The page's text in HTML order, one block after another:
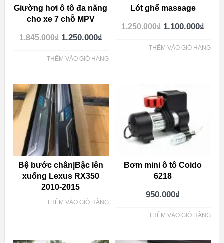
Giường hơi ô tô đa năng
cho xe 7 chỗ MPV
1.845.000₫ 1.250.000₫
THÊM VÀO GIỎ HÀNG
Lót ghế massage
1.250.000₫ 1.100.000₫
THÊM VÀO GIỎ HÀNG
Bệ bước chân|Bậc lên
xuống Lexus RX350
2010-2015
THÊM VÀO GIỎ HÀNG
Bơm mini ô tô Coido
6218
950.000₫
THÊM VÀO GIỎ HÀNG